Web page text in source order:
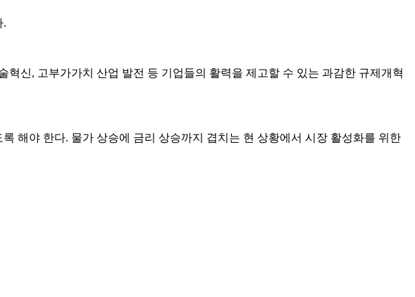
.
신, 고부가가치 산업 발전 등 기업들의 활력을 제고할 수 있는 과감한 규제개혁
해야 한다. 물가 상승에 금리 상승까지 겹치는 현 상황에서 시장 활성화를 위한